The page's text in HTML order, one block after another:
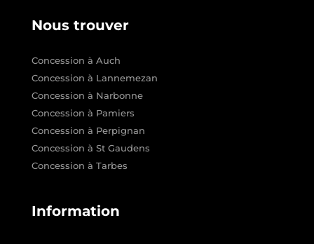
Nous trouver
Concession à Auch
Concession à Lannemezan
Concession à Narbonne
Concession à Pamiers
Concession à Perpignan
Concession à St Gaudens
Concession à Tarbes
Information